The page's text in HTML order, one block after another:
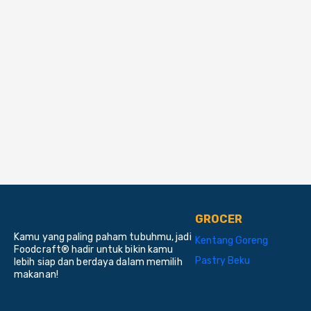
Kamu yang paling paham tubuhmu, jadi
Foodcraft® hadir untuk bikin kamu
lebih siap dan berdaya dalam memilih
makanan!
GROCER
Kentang Goreng
Pastry Beku